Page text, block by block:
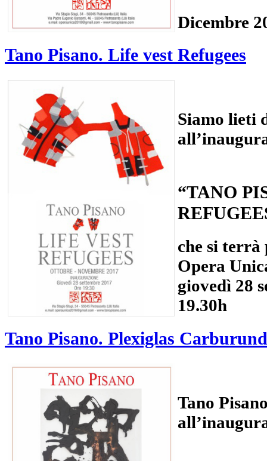
Dicembre
Tano Pisano. Life vest Refugees
Siamo lieti
“TANO
che si terrà
Opera
giovedì 28
19.30h
Tano Pisano. Plexiglas
Tano